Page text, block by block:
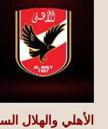
الأهلي والهلال